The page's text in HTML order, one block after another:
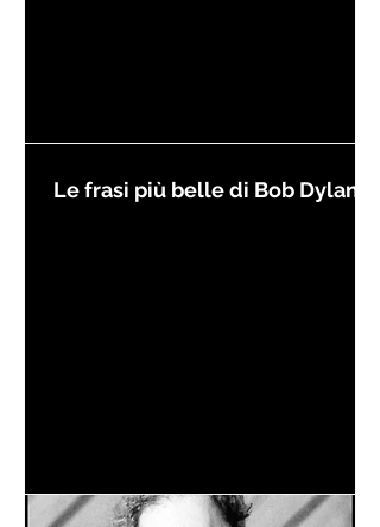
Le frasi più belle di Bob Dylan